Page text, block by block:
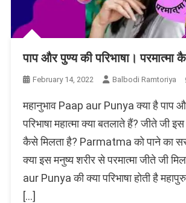
पाप और पुण्य की परिभाषा। परमात्मा
February 14, 2022 Balbodi Ramtoriya
महानुभाव Paap aur Punya क्या है पाप
परिभाषा महात्मा क्या बतलाते हैं? जीते जी
कैसे मिलता है? Parmatma को पाने का
क्या इस मनुष्य शरीर से परमात्मा जीते जी
aur Punya की क्या परिभाषा होती है
[…]